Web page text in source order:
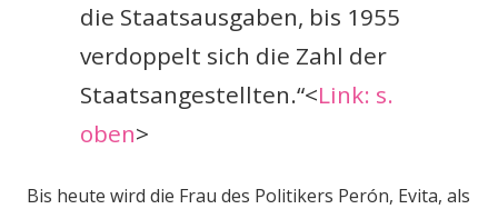
die Staatsausgaben, bis 1955
verdoppelt sich die Zahl der
Staatsangestellten.“<Link: s.
oben>
Bis heute wird die Frau des Politikers Perón, Evita, als